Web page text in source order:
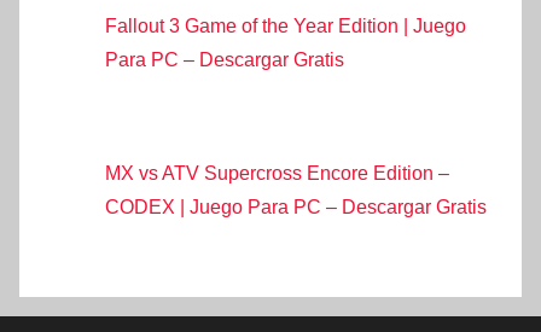
Fallout 3 Game of the Year Edition | Juego
Para PC – Descargar Gratis
MX vs ATV Supercross Encore Edition –
CODEX | Juego Para PC – Descargar Gratis